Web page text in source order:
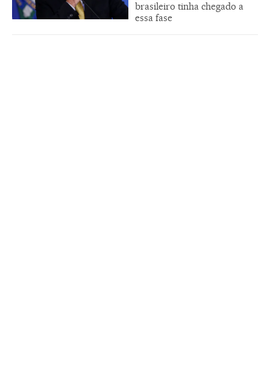
brasileiro tinha chegado a
essa fase